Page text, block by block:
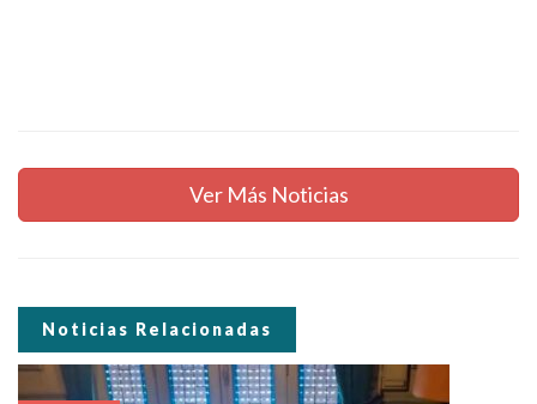
Ver Más Noticias
Noticias Relacionadas